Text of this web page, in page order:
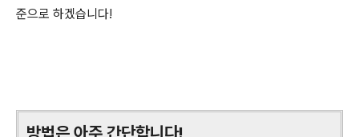
준으로 하겠습니다!
방법은 아주 간단합니다!